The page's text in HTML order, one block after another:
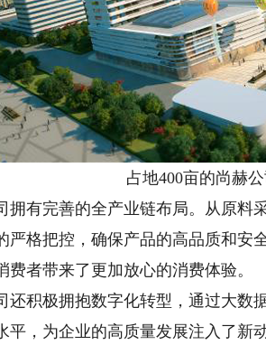
占地400亩的尚赫公
有完善的全产业链布局。从原料
严格把控，确保产品的高品质和安
费者带来了更加放心的消费体验。
积极拥抱数字化转型，通过大数
平，为企业的高质量发展注入了新动